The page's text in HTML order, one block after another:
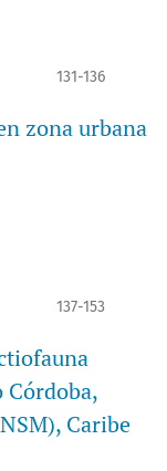
131-136
zona urbana
137-153
Caribe